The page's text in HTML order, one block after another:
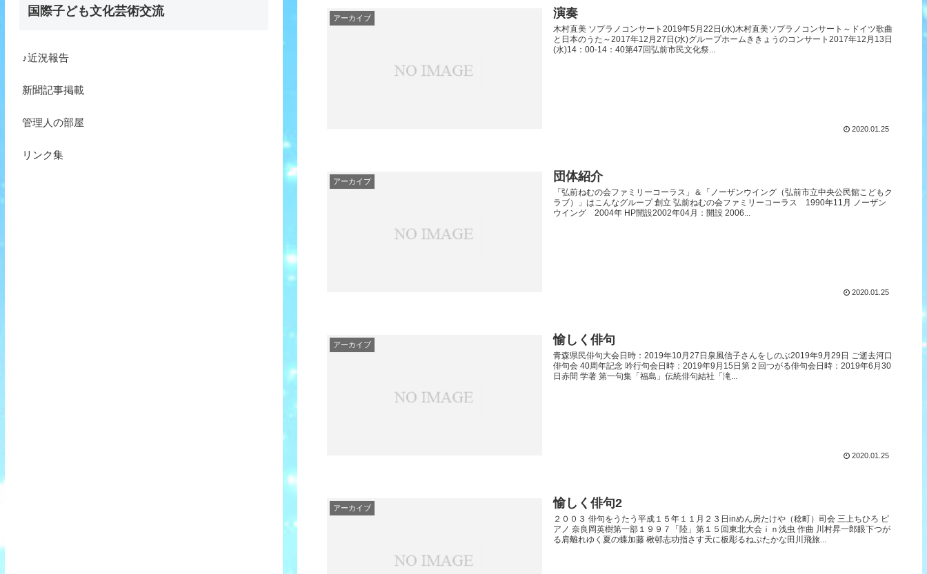
アーカイブ 演奏
木村直美 ソプラノコンサート2019年5月22日(水)木村直美ソプラノコンサート～ドイツ歌曲
と日本のうた～2017年12月27日(水)グループホームききょうのコンサート2017年12月13日
(水)14：00-14：40第47回弘前市民文化祭...
2020.01.25
アーカイブ 団体紹介
「弘前ねむの会ファミリーコーラス」＆「ノーザンウイング（弘前市立中央公民館こどもク
ラブ）」はこんなグループ 創立 弘前ねむの会ファミリーコーラス 1990年11月 ノーザン
ウイング 2004年 HP開設2002年04月：開設 2006...
2020.01.25
アーカイブ 愉しく俳句
青森県民俳句大会日時：2019年10月27日泉風信子さんをしのぶ2019年9月29日 ご逝去河口
俳句会 40周年記念 吟行句会日時：2019年9月15日第２回つがる俳句会日時：2019年6月30
日赤間 学著 第一句集「福島」伝統俳句結社「滝...
2020.01.25
アーカイブ 愉しく俳句2
２００３ 俳句をうたう平成１５年１１月２３日inめん房たけや（稔町）司会 三上ちひろ ピ
アノ 奈良岡英樹第一部１９９７「陸」第１５回東北大会ｉｎ浅虫 作曲 川村昇一郎眼下つが
る肩離れゆく夏の蝶加藤 楸邨志功指さす天に板彫るねぷたかな田川飛旅...
国際子ども文化芸術交流
♪近況報告
新聞記事掲載
管理人の部屋
リンク集